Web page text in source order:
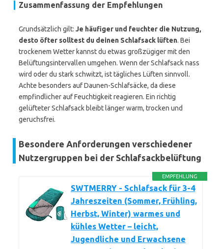
Zusammenfassung der Empfehlungen
Grundsätzlich gilt: Je häufiger und feuchter die Nutzung,
desto öfter solltest du deinen Schlafsack lüften. Bei
trockenem Wetter kannst du etwas großzügiger mit den
Belüftungsintervallen umgehen. Wenn der Schlafsack nass
wird oder du stark schwitzt, ist tägliches Lüften sinnvoll.
Achte besonders auf Daunen-Schlafsäcke, da diese
empfindlicher auf Feuchtigkeit reagieren. Ein richtig
gelüfteter Schlafsack bleibt länger warm, trocken und
geruchsfrei.
Besondere Anforderungen verschiedener
Nutzergruppen bei der Schlafsackbelüftung
EMPFEHLUNG
SWTMERRY - Schlafsack für 3-4
Jahreszeiten (Sommer, Frühling,
Herbst, Winter) warmes und
kühles Wetter – leicht,
Jugendliche und Erwachsene